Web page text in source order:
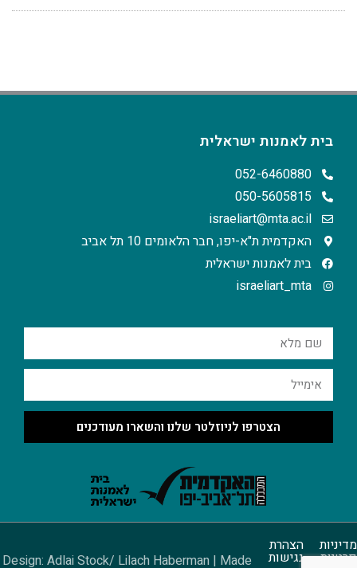
בית לאמנות ישראלית
052-6460880
050-5605815
israeliart@mta.ac.il
האקדמית ת"א-יפו, חבר הלאומים 10 תל אביב
בית לאמנות ישראלית
israeliart_mta
הצטרפו לניוזלטר שלנו והשארו מעודכנים
מדיניות
פרטיות
הצהרת
נגישות Design: Adlai Stock/ Lilach Haberman | Made